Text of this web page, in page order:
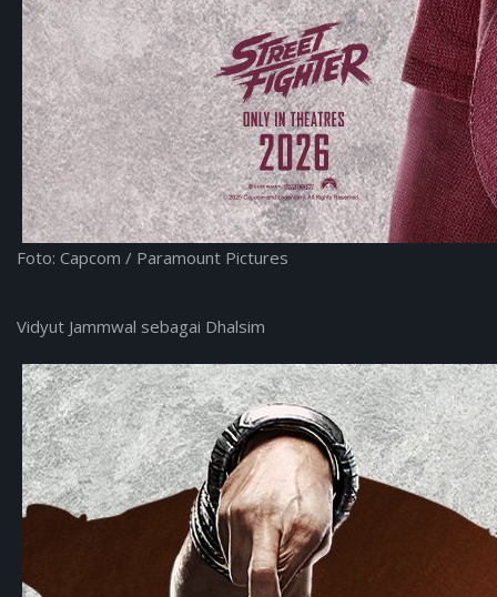
Foto: Capcom / Paramount Pictures
Vidyut Jammwal sebagai Dhalsim